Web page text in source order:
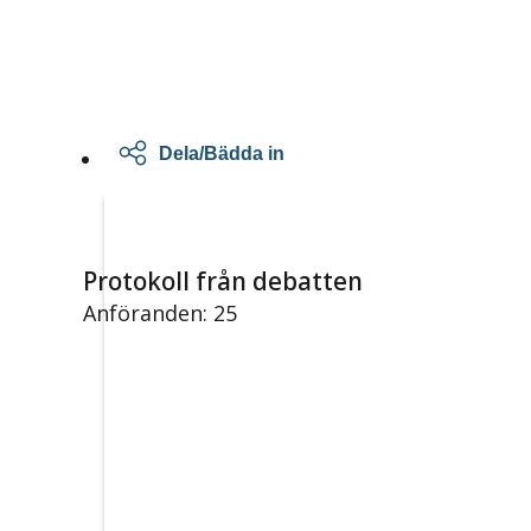
Dela/Bädda in
Protokoll från debatten
Anföranden: 25